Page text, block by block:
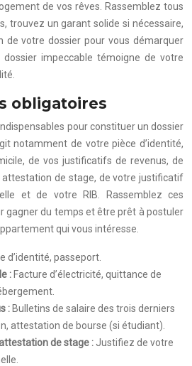
de vos rêves. Rassemblez tous
trouvez un garant solide si nécessaire,
de votre dossier pour vous démarquer
impeccable témoigne de votre
obligatoires
pour constituer un dossier
notamment de votre pièce d’identité,
de vos justificatifs de revenus, de
de stage, de votre justificatif
et de votre RIB. Rassemblez ces
gagner du temps et être prêt à postuler
qui vous intéresse.
d’identité, passeport.
: Facture d’électricité, quittance de
: Bulletins de salaire des trois derniers
attestation de bourse (si étudiant).
de stage : Justifiez de votre